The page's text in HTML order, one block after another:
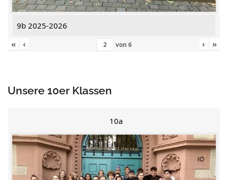
9b 2025-2026
«
‹ von 6 › »
Unsere 10er Klassen
10a